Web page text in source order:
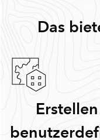
Das
Erstellen